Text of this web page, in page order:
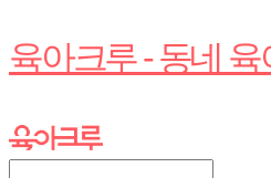
육아크루 - 동네 육